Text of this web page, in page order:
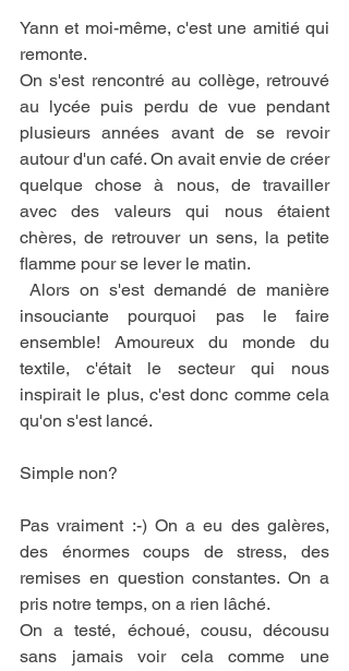
Yann et moi-même, c'est une amitié qui
remonte.
On s'est rencontré au collège, retrouvé
au lycée puis perdu de vue pendant
plusieurs années avant de se revoir
autour d'un café. On avait envie de créer
quelque chose à nous, de travailler
avec des valeurs qui nous étaient
chères, de retrouver un sens, la petite
flamme pour se lever le matin.
insouciante pourquoi pas le faire
ensemble! Amoureux du monde du
textile, c'était le secteur qui nous
inspirait le plus, c'est donc comme cela
qu'on s'est lancé.
Simple non?
Pas vraiment :-) On a eu des galères,
des énormes coups de stress, des
remises en question constantes. On a
pris notre temps, on a rien lâché.
On a testé, échoué, cousu, décousu
sans jamais voir cela comme une